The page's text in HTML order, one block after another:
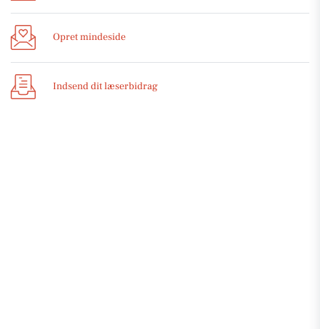
Opret mindeside
Indsend dit læserbidrag